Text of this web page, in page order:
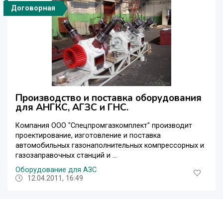
Договорная
Производство и поставка оборудования
для АНГКС, АГЗС и ГНС.
Компания ООО "Спецпромгазкомплект" производит
проектирование, изготовление и поставка
автомобильных газонаполнительных компрессорных и
газозаправочных станций и ...
Оборудование для АЗС
12.04.2011, 16:49